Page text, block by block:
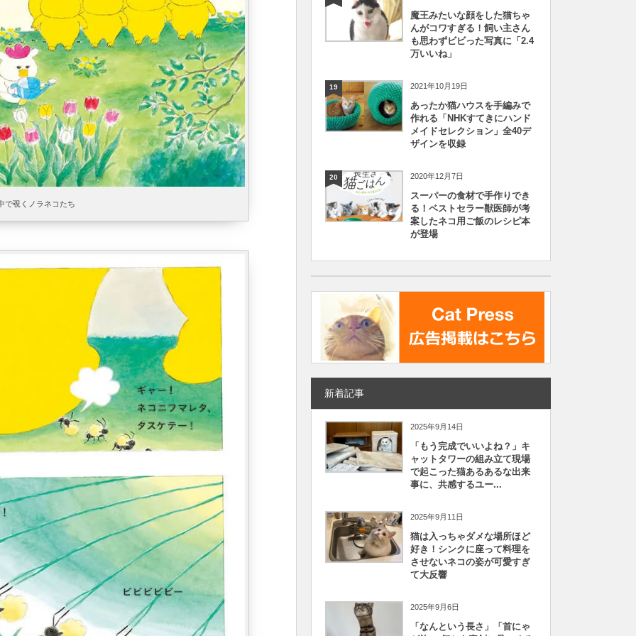
で覗くノラネコたち
魔王みたいな顔をした猫ちゃ
んがコワすぎる！飼い主さん
も思わずビビった写真に「2.4
万いいね」
19 2021年10月19日
あったか猫ハウスを手編みで
作れる「NHKすてきにハンド
メイドセレクション」全40デ
ザインを収録
20 2020年12月7日
スーパーの食材で手作りでき
る！ベストセラー獣医師が考
案したネコ用ご飯のレシピ本
が登場
新着記事
2025年9月14日
「もう完成でいいよね？」キ
ャットタワーの組み立て現場
で起こった猫あるあるな出来
事に、共感するユー...
2025年9月11日
猫は入っちゃダメな場所ほど
好き！シンクに座って料理を
させないネコの姿が可愛すぎ
て大反響
2025年9月6日
「なんという長さ」「首にゃ